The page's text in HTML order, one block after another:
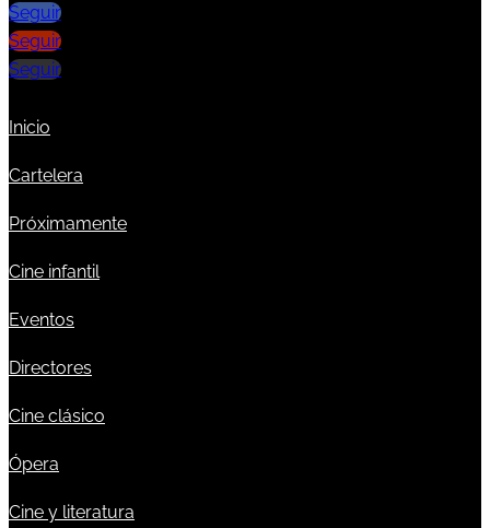
Seguir
Seguir
Seguir
Inicio
Cartelera
Próximamente
Cine infantil
Eventos
Directores
Cine clásico
Ópera
Cine y literatura